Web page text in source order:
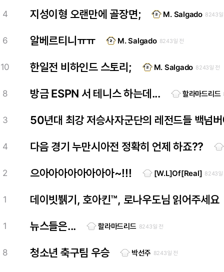
4 지성이형 오랜만에 골장면; M. Salgado 8243일
6 알베르티니ㅠㅠ M. Salgado 8243일 전
10 한일전 비하인드 스토리; M. Salgado 8243일 전
8 방금 ESPN 서 테니스 하는데... 할라마드리드
3 50년대 최강 저승사자군단의 레전드들 백넘
4 다음 경기 누만시아전 정확히 언제 하죠??
2 으아아아아아아아아~!!! [W.L]Of[Real] 8243일
1 데이빗뷁기, 호아킨™, 로나우도님 읽어주세요
1 뉴스들은... 할라마드리드 8243일 전
8 청소년 축구팀 우승 박선주 8243일 전